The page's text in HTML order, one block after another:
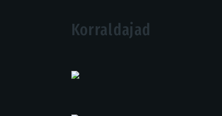
Korraldajad